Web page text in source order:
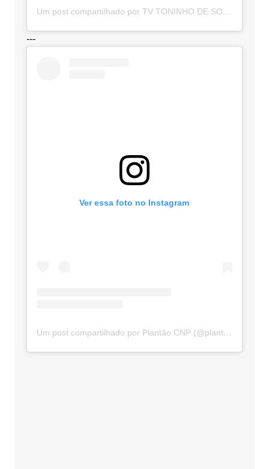
Um post compartilhado por TV TONINHO DE SOUZA (@toninhodesouzamt)
---
Ver essa foto no Instagram
Um post compartilhado por Plantão CNP (@plantaocnp)